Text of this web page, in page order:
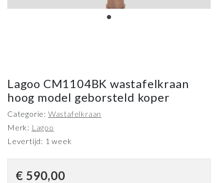
Lagoo CM1104BK wastafelkraan
hoog model geborsteld koper
Categorie: Wastafelkraan
Merk: Lagoo
Levertijd: 1 week
€ 590,00